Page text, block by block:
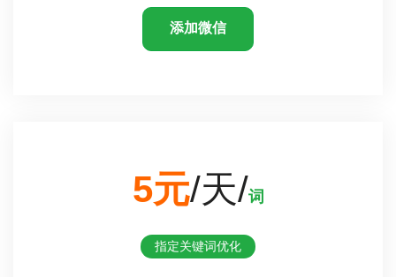
添加微信
5元/天/词
指定关键词优化